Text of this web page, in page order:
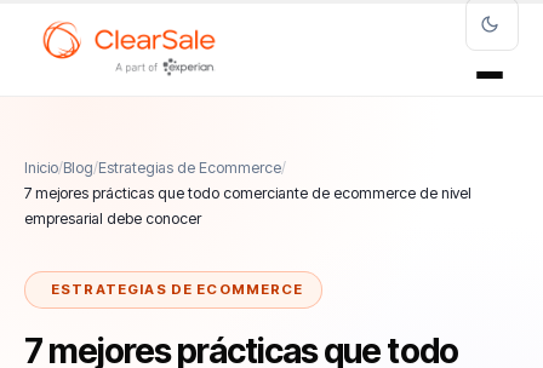
Inicio/Blog/Estrategias de Ecommerce/
7 mejores prácticas que todo comerciante de ecommerce de nivel
empresarial debe conocer
ESTRATEGIAS DE ECOMMERCE
7 mejores prácticas que todo